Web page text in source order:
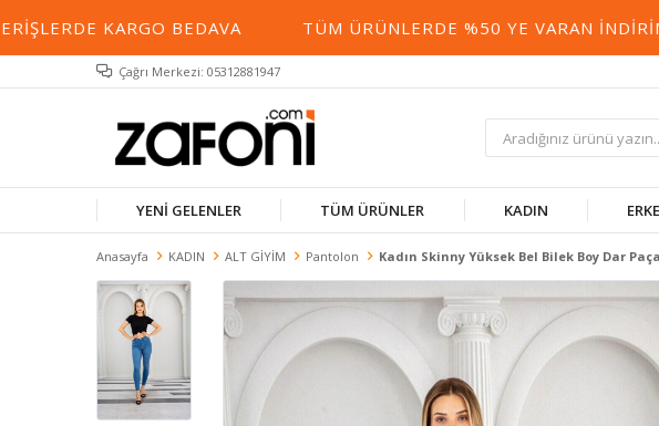
KARGO BEDAVA TÜM ÜRÜNLERDE %50 YE VARAN İNDIRIM
Çağrı Merkezi: 05312881947
YENİ GELENLER TÜM ÜRÜNLER KADIN
Anasayfa KADIN ALT GİYİM Pantolon Kadın Skinny Yüksek Bel Bilek Boy Dar